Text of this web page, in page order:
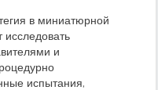
в миниатюрной
исследовать
и
испытания,